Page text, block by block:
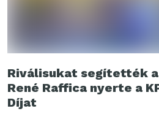
Riválisukat segítették a
René Raffica nyerte a
Díjat